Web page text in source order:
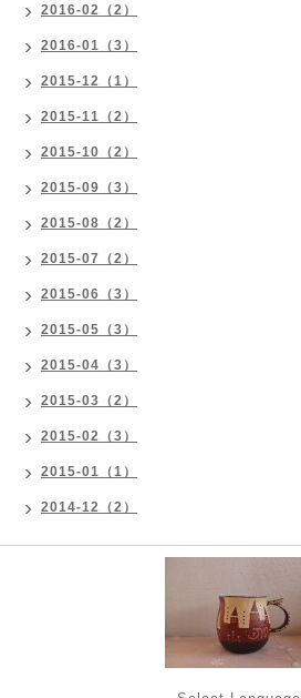
2016-02（2）
2016-01（3）
2015-12（1）
2015-11（2）
2015-10（2）
2015-09（3）
2015-08（2）
2015-07（2）
2015-06（3）
2015-05（3）
2015-04（3）
2015-03（2）
2015-02（3）
2015-01（1）
2014-12（2）